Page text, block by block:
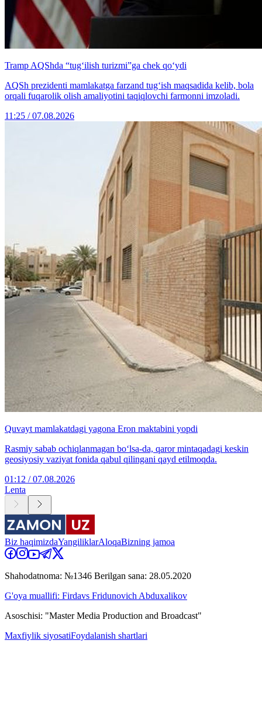
Tramp AQShda “tug‘ilish turizmi”ga chek qo‘ydi
AQSh prezidenti mamlakatga farzand tug‘ish maqsadida kelib, bola
orqali fuqarolik olish amaliyotini taqiqlovchi farmonni imzoladi.
11:25 / 07.08.2026
Quvayt mamlakatdagi yagona Eron maktabini yopdi
Rasmiy sabab ochiqlanmagan bo‘lsa-da, qaror mintaqadagi keskin
geosiyosiy vaziyat fonida qabul qilingani qayd etilmoqda.
01:12 / 07.08.2026
Lenta
Biz haqimizdaYangiliklarAloqaBizning jamoa
Shahodatnoma: №1346 Berilgan sana: 28.05.2020
G'oya muallifi: Firdavs Fridunovich Abduxalikov
Asoschisi: "Master Media Production and Broadcast"
Maxfiylik siyosatiFoydalanish shartlari